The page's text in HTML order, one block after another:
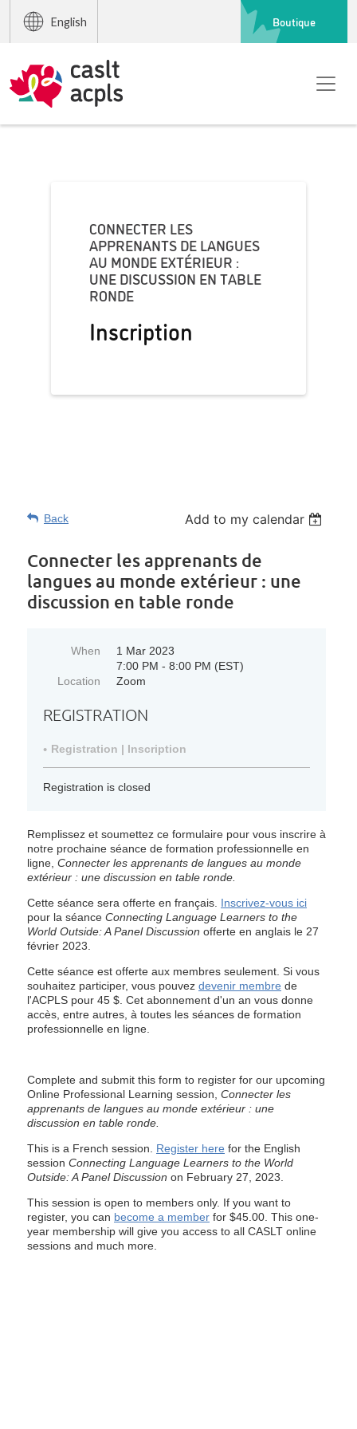
English Boutique
CONNECTER LES
APPRENANTS DE LANGUES
AU MONDE EXTÉRIEUR :
UNE DISCUSSION EN TABLE
RONDE
Inscription